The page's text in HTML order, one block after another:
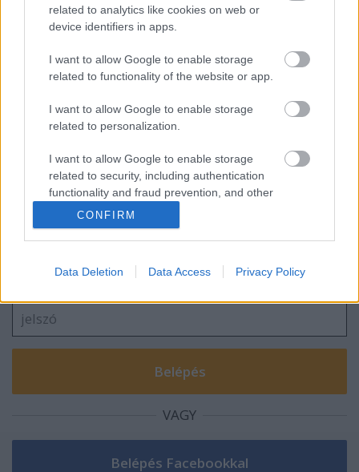
related to analytics like cookies on web or
device identifiers in apps.
I want to allow Google to enable storage
related to functionality of the website or app.
I want to allow Google to enable storage
related to personalization.
I want to allow Google to enable storage
related to security, including authentication
functionality and fraud prevention, and other
user protection.
CONFIRM
Data Deletion Data Access Privacy Policy
Üvöltő szelek
Mi lesz a magyar filmmel? + Az AI már a
Szólj hozzá!
VAGY